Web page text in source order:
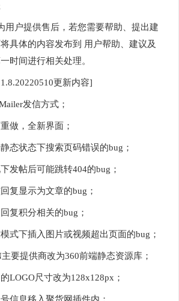
用户提供售后，若您需要帮助、提出建
具体的内容发布到 用户帮助、建议及
时间进行相关处理。
更新内容]
发信方式；
做，全新界面；
态状态下搜索页码错误的bug；
发帖后可能跳转404的bug；
复显示为文章的bug；
复积分相关的bug；
式下插入图片或视频超出页面的bug；
主要提供商改为360前端静态资源库；
LOGO尺寸改为128x128px；